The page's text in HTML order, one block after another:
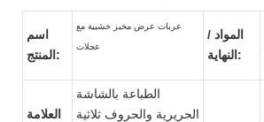
اسم
المنتج:
عربات عرض مخبز خشبية مع
المواد /
النهاية:
العلامة
الطباعة بالشاشة
الحريرية والحروف ثلاثية